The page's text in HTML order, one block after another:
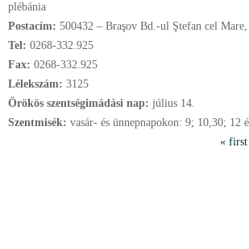
plébánia
Postacím: 500432 – Braşov Bd.-ul Ştefan cel
Tel: 0268-332.925
Fax: 0268-332.925
Lélekszám: 3125
Örökös szentségimádási nap: július 14.
Szentmisék: vasár- és ünnepnapokon: 9; 10,30; 12
« first